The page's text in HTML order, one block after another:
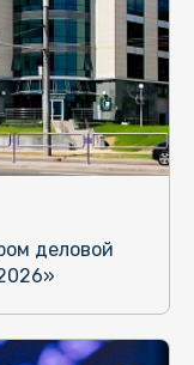
деловой